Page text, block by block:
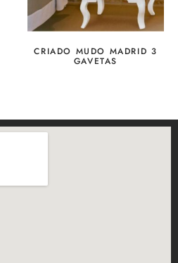
CRIADO MUDO MADRID 3
GAVETAS